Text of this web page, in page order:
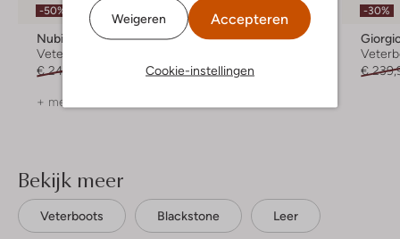
Weigeren Accepteren
Cookie-instellingen
-50%
Nubikk
Veterboots
€ 249,95
+ meer kleuren
Mazzeltov
€ 129,95
-30%
€
Bekijk meer
Veterboots Blackstone Leer